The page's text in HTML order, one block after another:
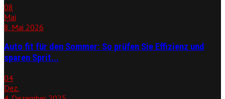
08
Mai
8. Mai 2026
Auto fit für den Sommer: So prüfen Sie Effizienz und
sparen Sprit...
04
Dez.